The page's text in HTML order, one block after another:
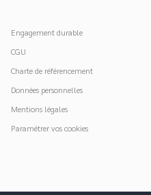
Engagement durable
CGU
Charte de référencement
Données personnelles
Mentions légales
Paramétrer vos cookies